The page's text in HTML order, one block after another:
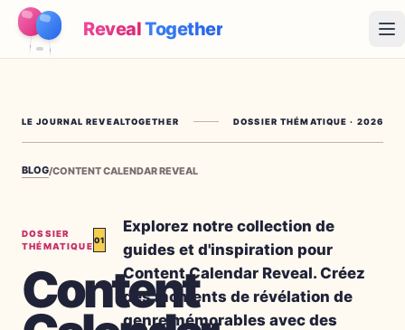
RevealTogether
Démo
Jeux
Tarifs
Préparer la fête
LE JOURNAL REVEALTOGETHER DOSSIER THÉMATIQUE · 2026
BLOG/CONTENT CALENDAR REVEAL
DOSSIER
THÉMATIQUE
01
Content
Explorez notre collection de
guides et d'inspiration pour
Content Calendar Reveal. Créez
des moments de révélation de
genre mémorables avec des